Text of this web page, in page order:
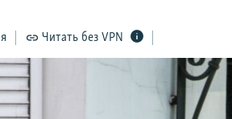
Читать без VPN